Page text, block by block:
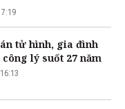
tử hình, gia đình
lý suốt 27 năm